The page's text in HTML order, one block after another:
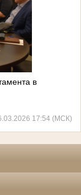
в
17:54 (МСК)